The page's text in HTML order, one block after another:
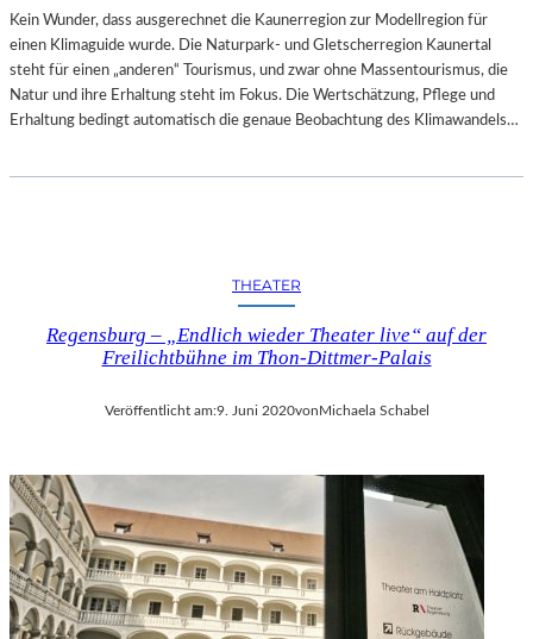
P
U
R
P
L
R
L
I
N
E
W
O
H
Kein Wunder, dass ausgerechnet die Kaunerregion zur Modellregion für
einen Klimaguide wurde. Die Naturpark- und Gletscherregion Kaunertal
steht für einen „anderen“ Tourismus, und zwar ohne Massentourismus, die
Natur und ihre Erhaltung steht im Fokus. Die Wertschätzung, Pflege und
Erhaltung bedingt automatisch die genaue Beobachtung des Klimawandels…
THEATER
Regensburg – „Endlich wieder Theater live“ auf der
Freilichtbühne im Thon-Dittmer-Palais
Veröffentlicht am:9. Juni 2020vonMichaela Schabel